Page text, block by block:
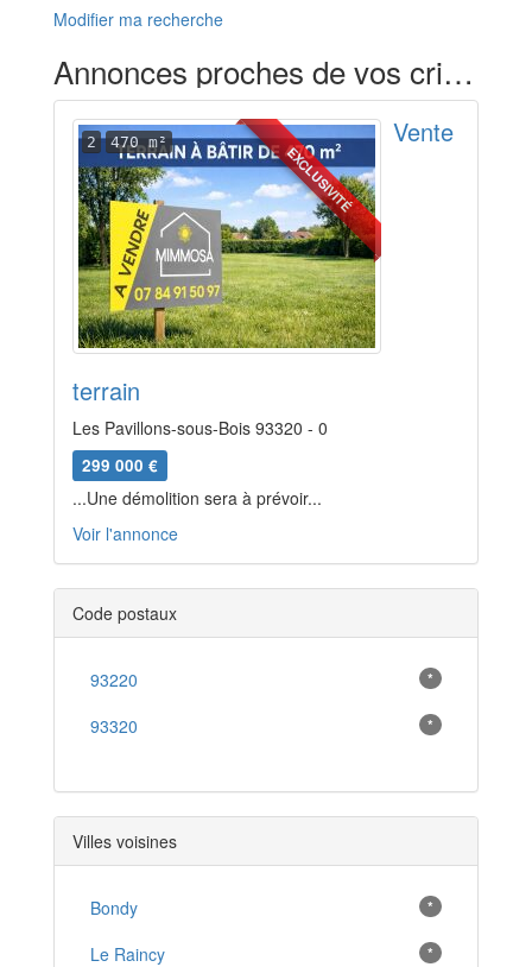
Modifier ma recherche
Annonces proches de vos critères
EXCLUSIVITÉ
2 470 m² Vente
terrain
Les Pavillons-sous-Bois 93320 - 0
299 000 €
...Une démolition sera à prévoir...
Voir l'annonce
Code postaux
93220 *
93320 *
Villes voisines
Bondy *
Le Raincy *